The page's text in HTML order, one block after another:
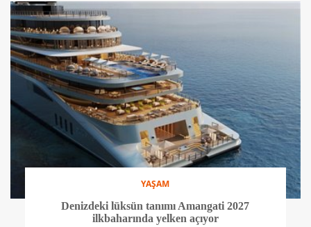
YAŞAM
Denizdeki lüksün tanımı Amangati 2027
ilkbaharında yelken açıyor